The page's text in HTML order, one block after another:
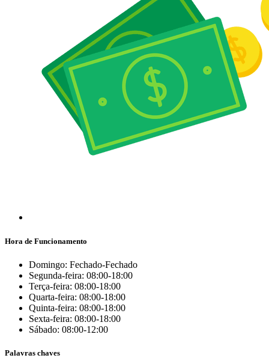
Hora de Funcionamento
Domingo: Fechado-Fechado
Segunda-feira: 08:00-18:00
Terça-feira: 08:00-18:00
Quarta-feira: 08:00-18:00
Quinta-feira: 08:00-18:00
Sexta-feira: 08:00-18:00
Sábado: 08:00-12:00
Palavras chaves